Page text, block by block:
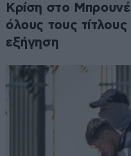
Κρίση στο
όλους τους
εξήγηση